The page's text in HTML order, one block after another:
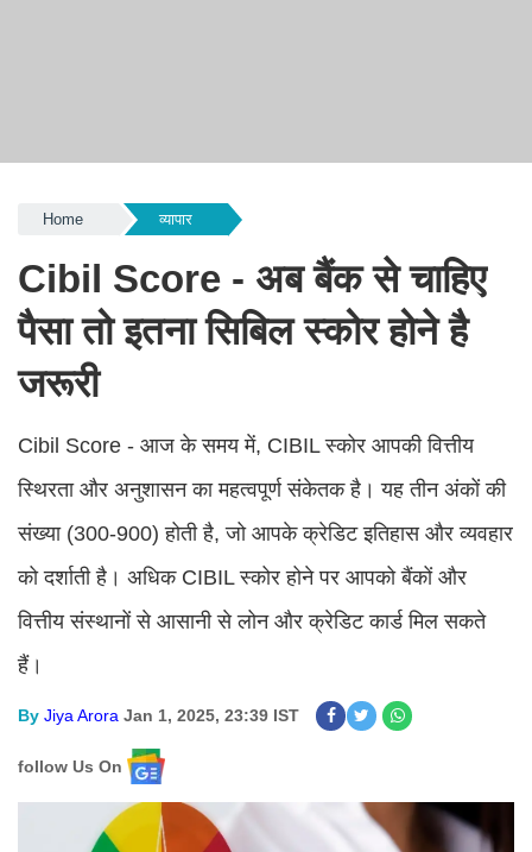
Home व्यापार
Cibil Score - अब बैंक से चाहिए
पैसा तो इतना सिबिल स्कोर होने है
जरूरी
Cibil Score - आज के समय में, CIBIL स्कोर आपकी वित्तीय
स्थिरता और अनुशासन का महत्वपूर्ण संकेतक है। यह तीन अंकों की
संख्या (300-900) होती है, जो आपके क्रेडिट इतिहास और व्यवहार
को दर्शाती है। अधिक CIBIL स्कोर होने पर आपको बैंकों और
वित्तीय संस्थानों से आसानी से लोन और क्रेडिट कार्ड मिल सकते
हैं।
By Jiya Arora Jan 1, 2025, 23:39 IST
follow Us On